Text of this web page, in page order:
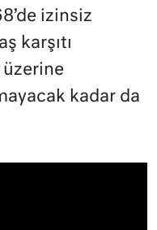
izinsiz
karşıtı
kadar da